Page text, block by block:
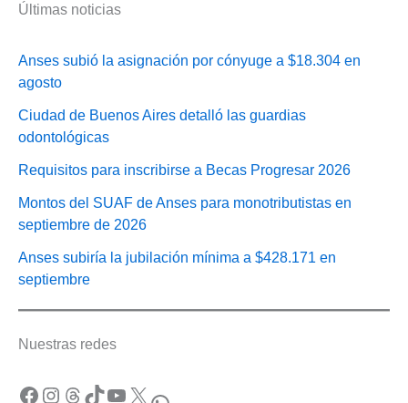
Últimas noticias
Anses subió la asignación por cónyuge a $18.304 en
agosto
Ciudad de Buenos Aires detalló las guardias
odontológicas
Requisitos para inscribirse a Becas Progresar 2026
Montos del SUAF de Anses para monotributistas en
septiembre de 2026
Anses subiría la jubilación mínima a $428.171 en
septiembre
Nuestras redes
Facebook Instagram Threads TikTok YouTube X